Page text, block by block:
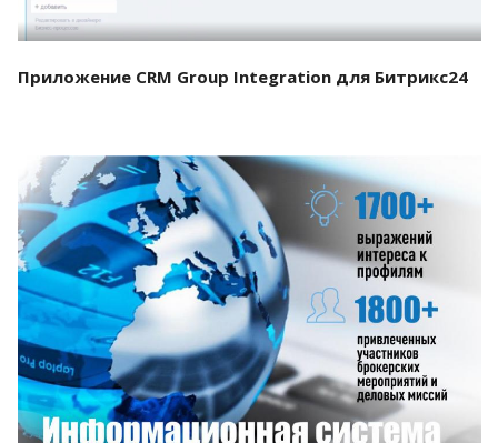
Приложение CRM Group Integration для Битрикс24
Смотреть проект